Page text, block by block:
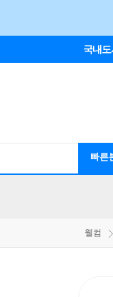
국내도
빠른
웰컴